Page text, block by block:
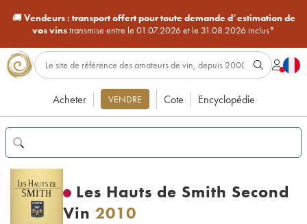
🚚Vendeurs : transport offert pour toute demande d’estimation de
vos vinstransmise entre le 01.07.2026 et le 31.08.2026 inclus*
Acheter VENDRE Cote Encyclopédie
Les Hauts de Smith Second
Vin 2010